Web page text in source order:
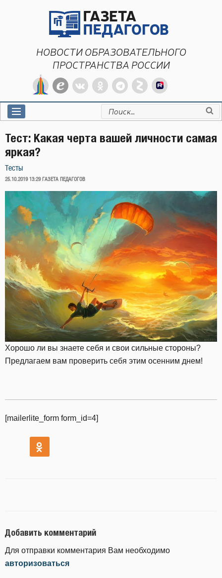
НОВОСТИ ОБРАЗОВАТЕЛЬНОГО
ПРОСТРАНСТВА РОССИИ
Искать:
Тест: Какая черта вашей личности самая
яркая?
Тесты
ОПУБЛИКОВАНО
25.10.2019 13:29 ГАЗЕТА ПЕДАГОГОВ
Хорошо ли вы знаете себя и свои сильные стороны?
Предлагаем вам проверить себя этим осенним днем!
[mailerlite_form form_id=4]
Добавить комментарий
Для отправки комментария Вам необходимо
авторизоваться